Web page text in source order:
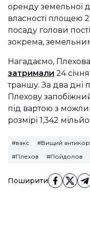
Поширити
оренду земельної
власності площею
посаду голови
зокрема,
Нагадаємо,
затримали 24
траншу. За два дні
Плехову
під вартою з
розмірі 1,342
#вакс #Вищий
#Плехов
#Пойдолов